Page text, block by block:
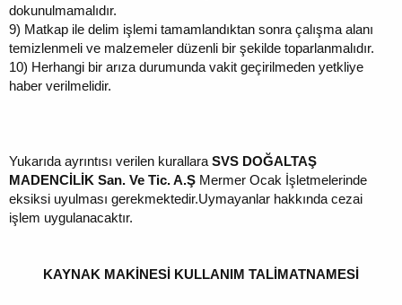
dokunulmamalıdır.
9) Matkap ile delim işlemi tamamlandıktan sonra çalışma alanı
temizlenmeli ve malzemeler düzenli bir şekilde toparlanmalıdır.
10) Herhangi bir arıza durumunda vakit geçirilmeden yetkliye
haber verilmelidir.
Yukarıda ayrıntısı verilen kurallara SVS DOĞALTAŞ
MADENCİLİK San. Ve Tic. A.Ş Mermer Ocak İşletmelerinde
eksiksi uyulması gerekmektedir.Uymayanlar hakkında cezai
işlem uygulanacaktır.
KAYNAK MAKİNESİ KULLANIM TALİMATNAMESİ